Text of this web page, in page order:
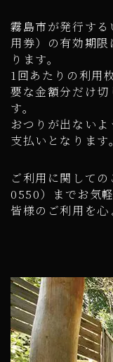
霧島市が発行す
用券）の有効期
ります。
1回あたりの利用
要な金額分だけ
す。
おつりが出ない
支払いとなります。
ご利用に関して
0550）までお気
皆様のご利用を